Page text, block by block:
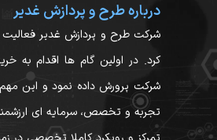
درباره طرح و پردازش غدیر
کرد. در اولین گام ها اقدام به
شرکت پرورش داده نمود و این
تجربه و تخصص، سرمایه ای